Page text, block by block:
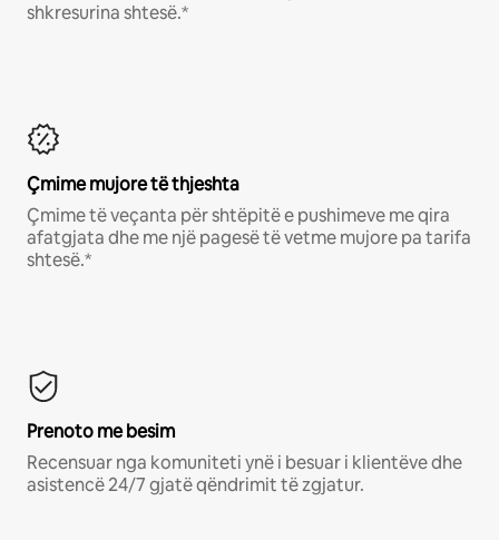
shkresurina shtesë.*
Çmime mujore të thjeshta
Çmime të veçanta për shtëpitë e pushimeve me qira
afatgjata dhe me një pagesë të vetme mujore pa tarifa
shtesë.*
Prenoto me besim
Recensuar nga komuniteti ynë i besuar i klientëve dhe
asistencë 24/7 gjatë qëndrimit të zgjatur.